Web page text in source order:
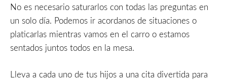
No es necesario saturarlos con todas las preguntas en
un solo día. Podemos ir acordanos de situaciones o
platicarlas mientras vamos en el carro o estamos
sentados juntos todos en la mesa.
Lleva a cada uno de tus hijos a una cita divertida para